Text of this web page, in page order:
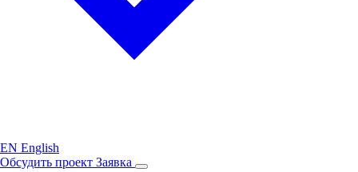
EN English
Обсудить проект Заявка